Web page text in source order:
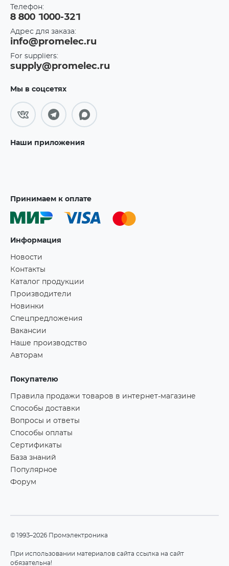
Телефон:
8 800 1000-321
Адрес для заказа:
info@promelec.ru
For suppliers:
supply@promelec.ru
Мы в соцсетях
Наши приложения
Принимаем к оплате
Информация
Новости
Контакты
Каталог продукции
Производители
Новинки
Спецпредложения
Вакансии
Наше производство
Авторам
Покупателю
Правила продажи товаров в интернет-магазине
Способы доставки
Вопросы и ответы
Способы оплаты
Сертификаты
База знаний
Популярное
Форум
©1993–2026 Промэлектроника
При использовании материалов сайта ссылка на сайт
обязательна!